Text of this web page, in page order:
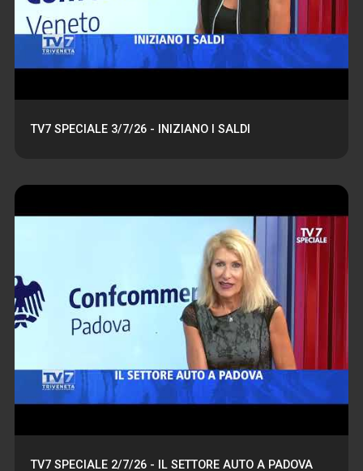
TV7 SPECIALE 3/7/26 - INIZIANO I SALDI
TV7 SPECIALE 2/7/26 - IL SETTORE AUTO A PADOVA